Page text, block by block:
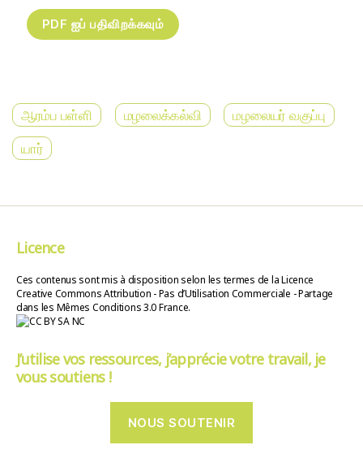
ஆரம்ப பள்ளி மழலைக்கல்வி
மழலையர் வகுப்பு
யார்
Licence
Ces contenus sont mis à disposition selon les termes de la Licence
Creative Commons Attribution - Pas d’Utilisation Commerciale - Partage
dans les Mêmes Conditions 3.0 France.
J’utilise vos ressources, j’apprécie votre travail, je
vous soutiens !
NOUS SOUTENIR